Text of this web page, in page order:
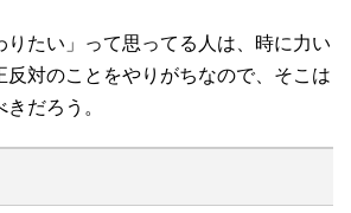
りたい」って思ってる人は、時に力い
反対のことをやりがちなので、そこは
だろう。